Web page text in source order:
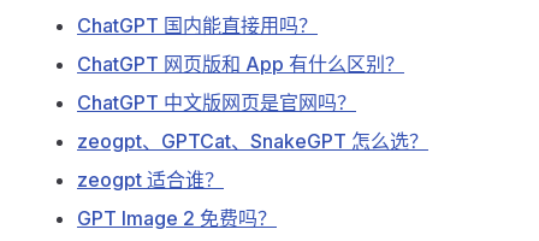
ChatGPT 国内能直接用吗？
ChatGPT 网页版和 App 有什么区别？
ChatGPT 中文版网页是官网吗？
zeogpt、GPTCat、SnakeGPT 怎么选？
zeogpt 适合谁？
GPT Image 2 免费吗？